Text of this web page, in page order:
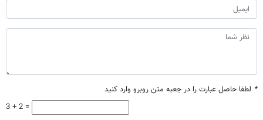
* لطفا حاصل عبارت را در جعبه متن روبرو وارد کنید
3 + 2 =